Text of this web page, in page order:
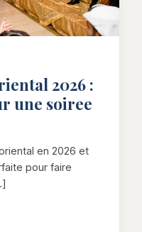
2026 :
une soiree
en 2026 et
pour faire